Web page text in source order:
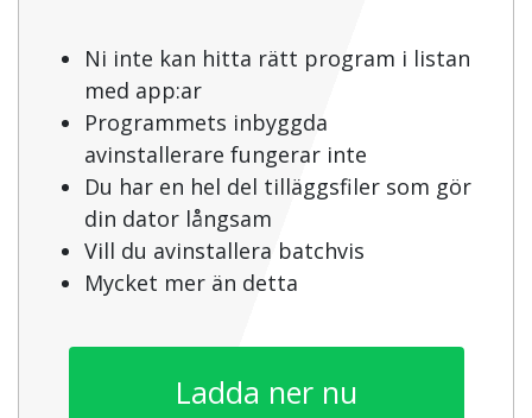
Ni inte kan hitta rätt program i listan
med app:ar
Programmets inbyggda
avinstallerare fungerar inte
Du har en hel del tilläggsfiler som gör
din dator långsam
Vill du avinstallera batchvis
Mycket mer än detta
Ladda ner nu